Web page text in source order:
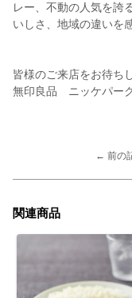
レー、不動の人気を誇
いしさ、地域の違いを
皆様のご来店をお待ち
無印良品 ニッケパー
← 前の
関連商品